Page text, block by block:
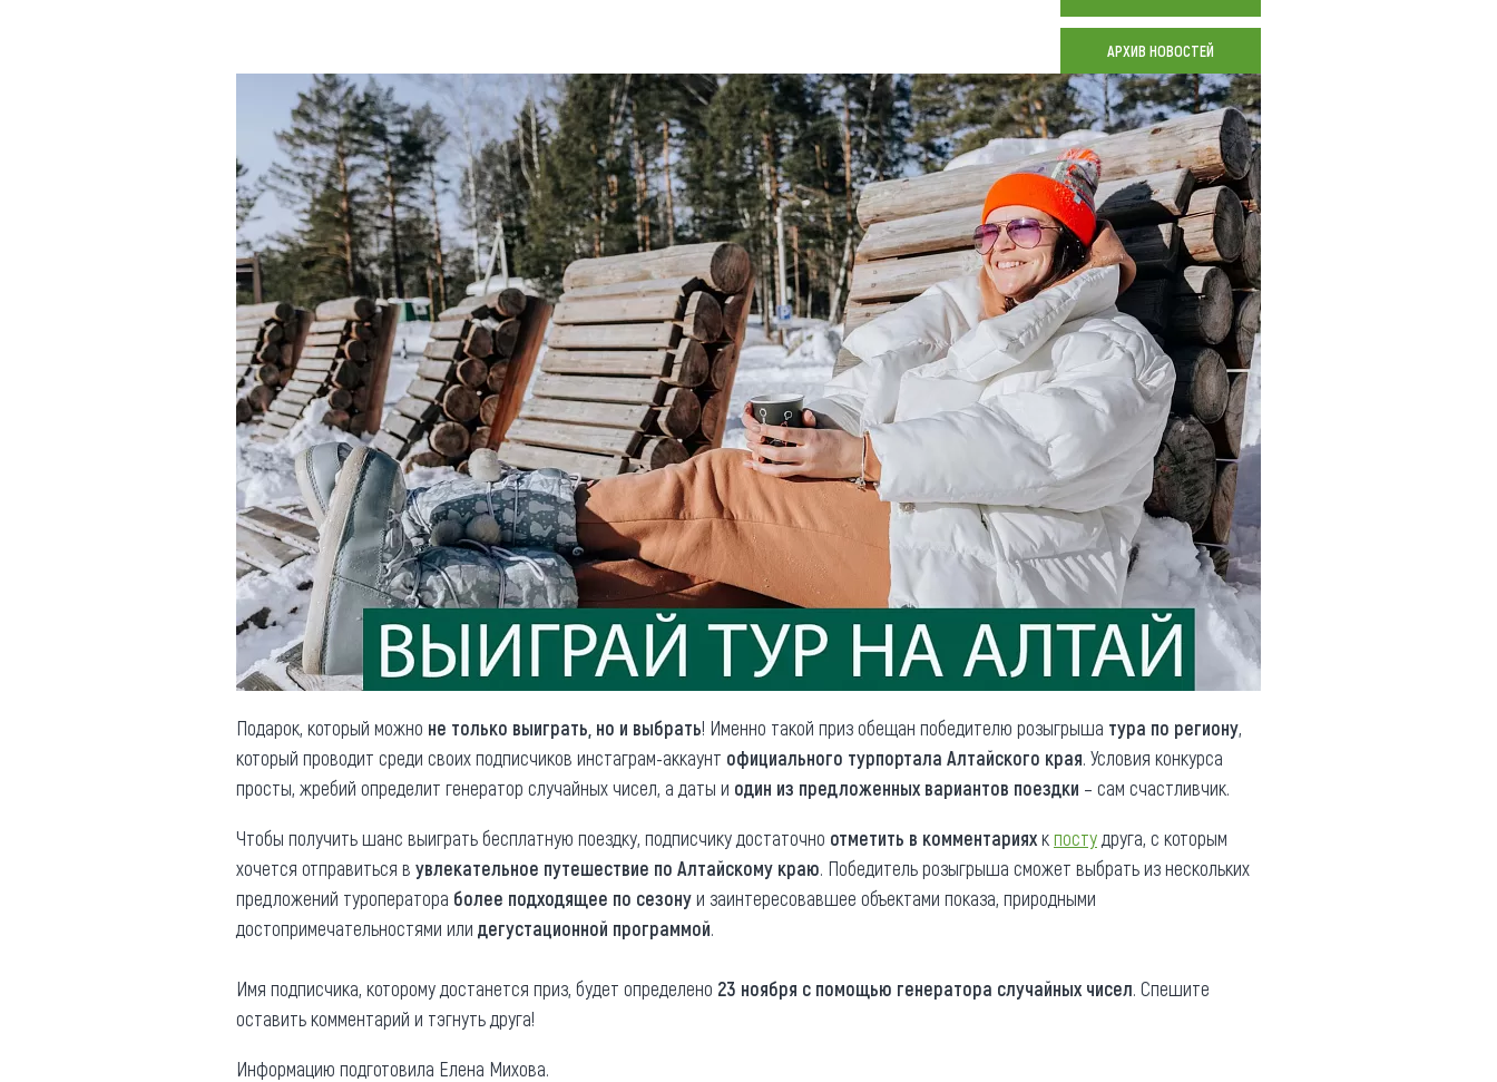
Придорожные кафе
Новости
Что привезти (сувениры)
Общая информация
Как добраться
Люди, прославившие Алтай
Карты и буклеты
Коллекция впечатлений
Блог путешественника
Видеогалерея
Фотогалерея
Другие рубрики
Реестр туроператоров
Реестр туристических
агентств Алтайского края
Обращения граждан
Противодействие коррупции
АРХИВ НОВОСТЕЙ
Подарок, который можно не только выиграть, но и выбрать! Именно такой приз обещан победителю розыгрыша тура по региону,
который проводит среди своих подписчиков инстаграм-аккаунт официального турпортала Алтайского края. Условия конкурса
просты, жребий определит генератор случайных чисел, а даты и один из предложенных вариантов поездки – сам счастливчик.
Чтобы получить шанс выиграть бесплатную поездку, подписчику достаточно отметить в комментарияхкпостудруга, с которым
хочется отправиться в увлекательное путешествие по Алтайскому краю. Победитель розыгрыша сможет выбрать из нескольких
предложений туроператора более подходящее по сезонуи заинтересовавшее объектами показа, природными
достопримечательностями или дегустационной программой.
Имя подписчика, которому достанется приз, будет определено 23 ноября с помощью генератора случайных чисел. Спешите
оставить комментарий и тэгнуть друга!
Информацию подготовила Елена Михова.